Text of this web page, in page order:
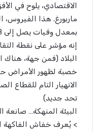
الاقتصادي، يلوح في
ماربورغ. هذا الفيروس،
إنه مؤشر على نقطة
البلاد (فمن جهة، هناك
خصبة لظهور الأمراض
الانهيار التام للقطاع
تحد جديد)
البيئة المنهكة… صانعة